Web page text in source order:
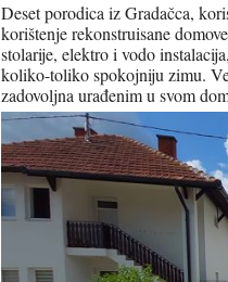
Deset porodica iz Gradačca,
korištenje rekonstruisane
stolarije, elektro i vodo
koliko-toliko spokojniju zimu.
zadovoljna urađenim u svom